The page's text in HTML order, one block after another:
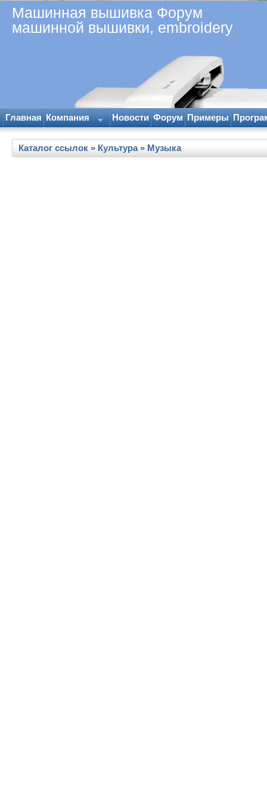
Машинная вышивка Форум
машинной вышивки, embroidery
Главная Компания Новости Форум Примеры
Каталог ссылок » Культура» Музыка